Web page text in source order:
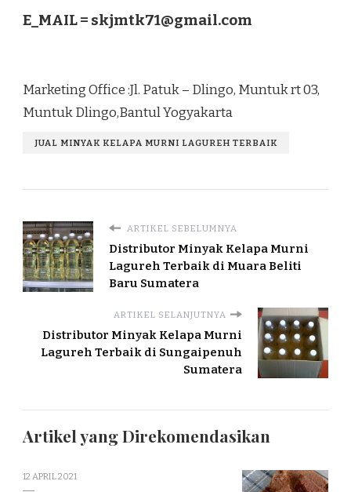
E_MAIL = skjmtk71@gmail.com
Marketing Office :Jl. Patuk – Dlingo, Muntuk rt 03,
Muntuk Dlingo,Bantul Yogyakarta
JUAL MINYAK KELAPA MURNI LAGUREH TERBAIK
ARTIKEL SEBELUMNYA
Distributor Minyak Kelapa Murni
Lagureh Terbaik di Muara Beliti
Baru Sumatera
ARTIKEL SELANJUTNYA
Distributor Minyak Kelapa Murni
Lagureh Terbaik di Sungaipenuh
Sumatera
Artikel yang Direkomendasikan
12 APRIL 2021